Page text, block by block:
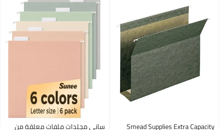
ساني مجلدات ملفات معلقة من